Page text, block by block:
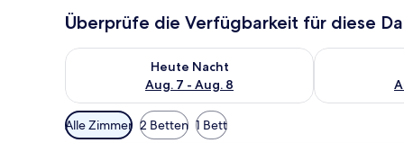
Überprüfe die Verfügbarkeit für diese
Heute Nacht
Aug. 7 - Aug. 8
Überprüfe die Verfügbarkeit für heute Nacht, Aug. 7
Überprüfe
Verfügbare
Filter
Alle Zimmer 2 Betten 1 Bett